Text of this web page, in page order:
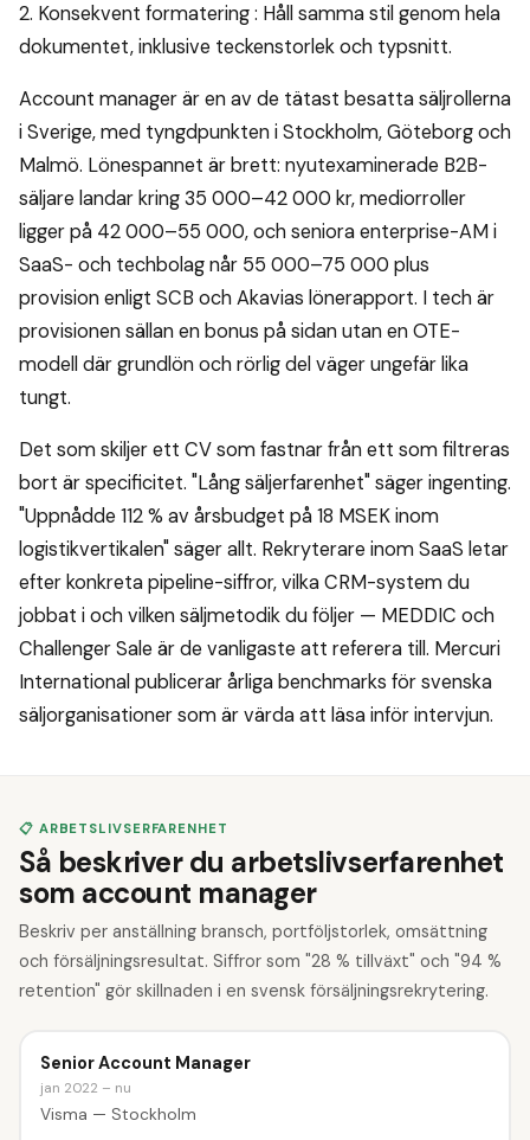
2. Konsekvent formatering : Håll samma stil genom hela
dokumentet, inklusive teckenstorlek och typsnitt.
Account manager är en av de tätast besatta säljrollerna
i Sverige, med tyngdpunkten i Stockholm, Göteborg och
Malmö. Lönespannet är brett: nyutexaminerade B2B-
säljare landar kring 35 000–42 000 kr, mediorroller
ligger på 42 000–55 000, och seniora enterprise-AM i
SaaS- och techbolag når 55 000–75 000 plus
provision enligt SCB och Akavias lönerapport. I tech är
provisionen sällan en bonus på sidan utan en OTE-
modell där grundlön och rörlig del väger ungefär lika
tungt.
Det som skiljer ett CV som fastnar från ett som filtreras
bort är specificitet. "Lång säljerfarenhet" säger ingenting.
"Uppnådde 112 % av årsbudget på 18 MSEK inom
logistikvertikalen" säger allt. Rekryterare inom SaaS letar
efter konkreta pipeline-siffror, vilka CRM-system du
jobbat i och vilken säljmetodik du följer — MEDDIC och
Challenger Sale är de vanligaste att referera till. Mercuri
International publicerar årliga benchmarks för svenska
säljorganisationer som är värda att läsa inför intervjun.
📋 ARBETSLIVSERFARENHET
Så beskriver du arbetslivserfarenhet
som account manager
Beskriv per anställning bransch, portföljstorlek, omsättning
och försäljningsresultat. Siffror som "28 % tillväxt" och "94 %
retention" gör skillnaden i en svensk försäljningsrekrytering.
Senior Account Manager
jan 2022 – nu
Visma — Stockholm